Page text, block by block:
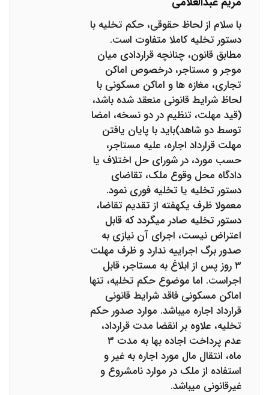
با سلام از لحاظ حقوقی، حکم تخلیه با
دستور تخلیه کاملا متفاوت است.
مطابق قانون، چنانچه قراردادی میان
موجر و مستاجر، درخصوص اماکن
تجاری، مغازه ها و اماکن مسکونی با
لحاظ شرایط قانونی منعقد شده باشد،
(قید مهلت، تنظیم در دو نسخه، امضا
توسط دو شاهد)باید با پایان یافتن
مهلت قرارداد اجاره، علیه مستاجر،
حسب مورد، در شورای حل اختلاف یا
دادگاه محل وقوع ملک، تقاضای
دستور تخلیه یا تخلیه فوری نمود.
معمولا ظرف یکهفته از تقدیم تقاضا،
دستور تخلیه صادر میگردد که قابل
اعتراض نیست، اجرای آن نیازی به
صدور برگ اجراییه ندارد و ظرف مهلت
۳ روز پس از ابلاغ به مستاجر، قابل
اجراست. اما موضوع حکم تخلیه، تنها
اماکن مسکونی فاقد شرایط قانونی
قرارداد اجاره میباشد. موارد صدور حکم
تخلیه، علاوه بر انقضا مدت قرارداد،
عدم پرداخت اجاده بها به مدت ۳
ماه، انتقال مال مورد اجاره به غیر و
استفاده از ملک در موارد نامشروع و
غیرقانونی میباشد.